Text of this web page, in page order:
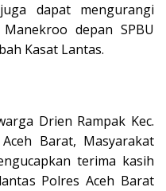
dapat mengurangi
depan SPBU
Kasat Lantas.
Drien Rampak Kec.
Barat, Masyarakat
terima kasih
Polres Aceh Barat